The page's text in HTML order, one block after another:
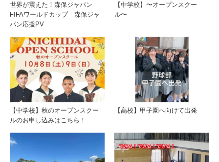
世界が震えた！森保ジャパン
FIFAワールドカップ 森保ジャ
パン応援PV
【中学校】〜オープンスクー
ル〜
【中学校】秋のオープンスクー
ルのお申し込みはこちら！
【高校】甲子園へ向けて出発